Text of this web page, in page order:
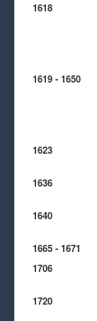
1618
1619 - 1650
1623
1636
1640
1665 - 1671
1706
1720